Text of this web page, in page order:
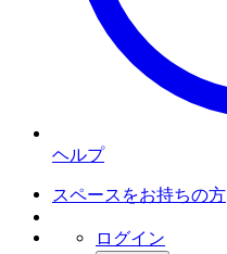
ヘルプ
スペースをお持ちの方
ログイン